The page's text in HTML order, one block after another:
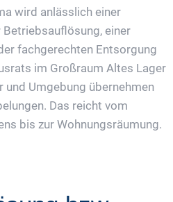
wird anlässlich einer
einer
fachgerechten Entsorgung
im Großraum Altes Lager
und Umgebung übernehmen
Das reicht vom
bis zur Wohnungsräumung.